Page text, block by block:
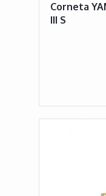
Corneta
III S